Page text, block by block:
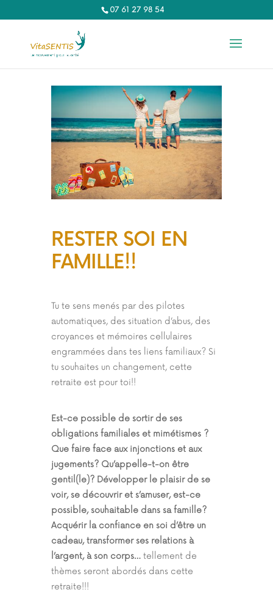
07 61 27 98 54‬
RESTER SOI EN
FAMILLE!!
Tu te sens menés par des pilotes
automatiques, des situation d’abus, des
croyances et mémoires cellulaires
engrammées dans tes liens familiaux? Si
tu souhaites un changement, cette
retraite est pour toi!!
Est-ce possible de sortir de ses
obligations familiales et mimétismes ?
Que faire face aux injonctions et aux
jugements? Qu’appelle-t-on être
gentil(le)? Développer le plaisir de se
voir, se découvrir et s’amuser, est-ce
possible, souhaitable dans sa famille?
Acquérir la confiance en soi d’être un
cadeau, transformer ses relations à
l’argent, à son corps… tellement de
thèmes seront abordés dans cette
retraite!!!